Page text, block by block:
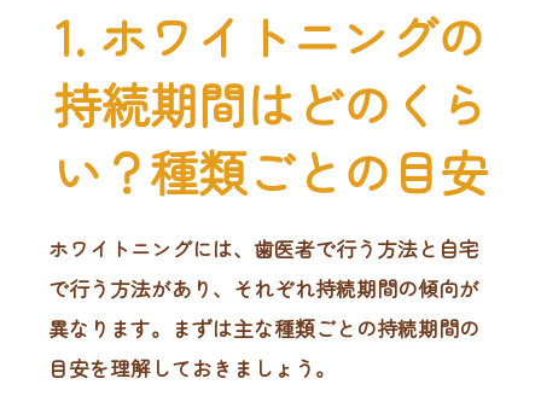
1. ホワイトニングの
持続期間はどのくら
い？種類ごとの目安
ホワイトニングには、歯医者で行う方法と自宅
で行う方法があり、それぞれ持続期間の傾向が
異なります。まずは主な種類ごとの持続期間の
目安を理解しておきましょう。